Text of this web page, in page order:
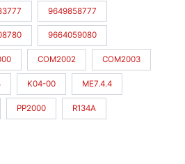
9649858777
9664059080
COM2002 COM2003
K04-00 ME7.4.4
PP2000 R134A